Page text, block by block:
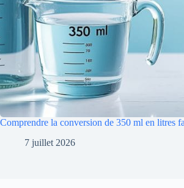
Comprendre la conversion de 350 ml en litres
7 juillet 2026